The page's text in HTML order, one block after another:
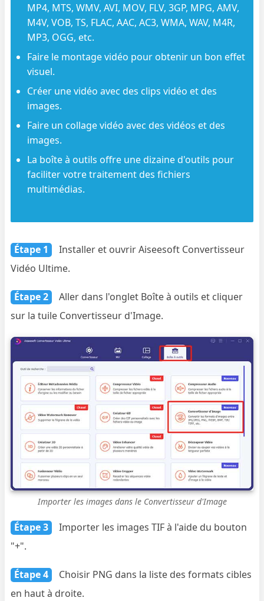
MP4, MTS, WMV, AVI, MOV, FLV, 3GP, MPG, AMV,
M4V, VOB, TS, FLAC, AAC, AC3, WMA, WAV, M4R,
MP3, OGG, etc.
Faire le montage vidéo pour obtenir un bon effet
visuel.
Créer une vidéo avec des clips vidéo et des
images.
Faire un collage vidéo avec des vidéos et des
images.
La boîte à outils offre une dizaine d'outils pour
faciliter votre traitement des fichiers
multimédias.
Étape 1
Installer et ouvrir Aiseesoft Convertisseur
Vidéo Ultime.
Étape 2
Aller dans l'onglet Boîte à outils et cliquer
sur la tuile Convertisseur d'Image.
Importer les images dans le Convertisseur d'Image
Étape 3
Importer les images TIF à l'aide du bouton
"+".
Étape 4
Choisir PNG dans la liste des formats cibles
en haut à droite.